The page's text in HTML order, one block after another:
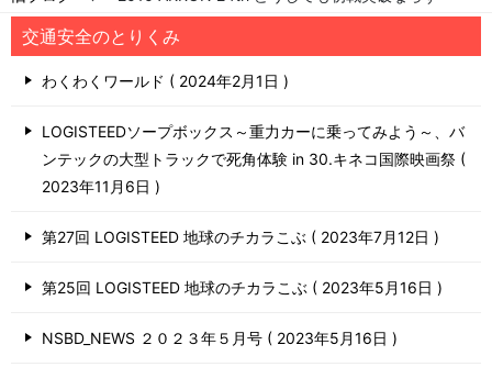
交通安全のとりくみ
わくわくワールド 2024年2月1日
LOGISTEEDソープボックス～重力カーに乗ってみよう～、バ
ンテックの大型トラックで死角体験 in 30.キネコ国際映画祭
2023年11月6日
第27回 LOGISTEED 地球のチカラこぶ 2023年7月12日
第25回 LOGISTEED 地球のチカラこぶ 2023年5月16日
NSBD_NEWS ２０２３年５月号 2023年5月16日